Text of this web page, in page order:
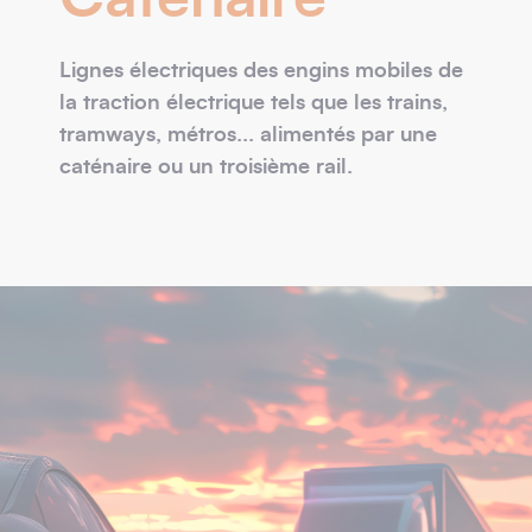
Lignes électriques des engins mobiles de
la traction électrique tels que les trains,
tramways, métros... alimentés par une
caténaire ou un troisième rail.